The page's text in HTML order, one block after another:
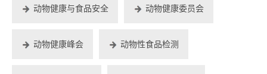
动物健康与食品安全 动物健康委员会
动物健康峰会 动物性食品检测